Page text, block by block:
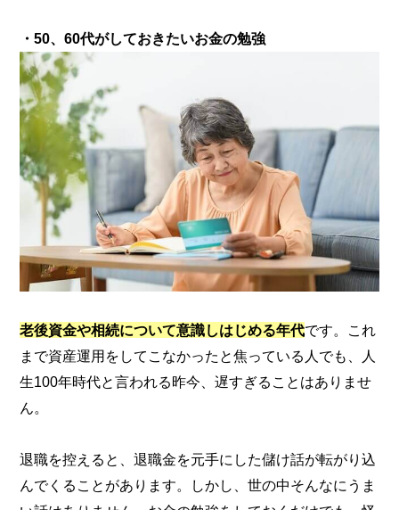
・50、60代がしておきたいお金の勉強
老後資金や相続について意識しはじめる年代です。これ
まで資産運用をしてこなかったと焦っている人でも、人
生100年時代と言われる昨今、遅すぎることはありませ
ん。
退職を控えると、退職金を元手にした儲け話が転がり込
んでくることがあります。しかし、世の中そんなにうま